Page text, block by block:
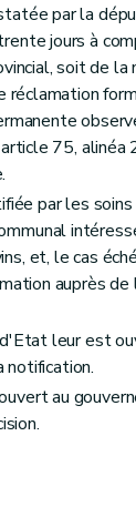
la police rurale
communes aux membres de la
par la
jours à
soit de la
réclamation
75, alinéa
par les soins
et, le cas
auprès
leur est
notification.
au